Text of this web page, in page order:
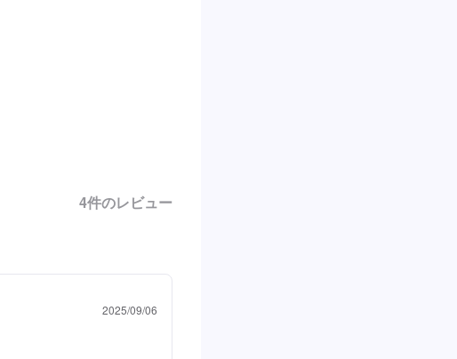
4件のレビュー
2025/09/06